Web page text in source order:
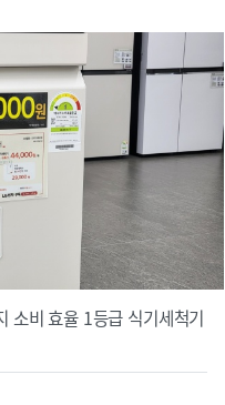
소비 효율 1등급 식기세척기